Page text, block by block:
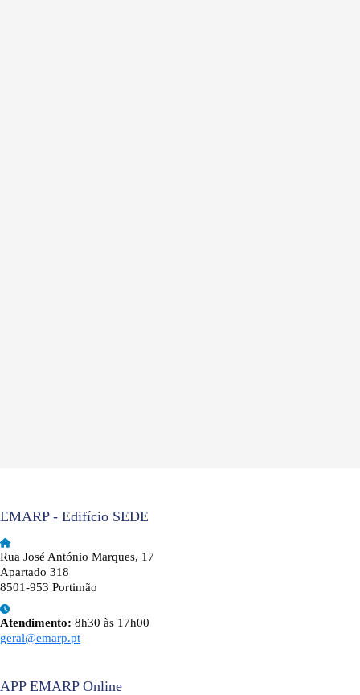
EMARP - Edifício SEDE
Rua José António Marques, 17
Apartado 318
8501-953 Portimão
Atendimento: 8h30 às 17h00
geral@emarp.pt
APP EMARP Online